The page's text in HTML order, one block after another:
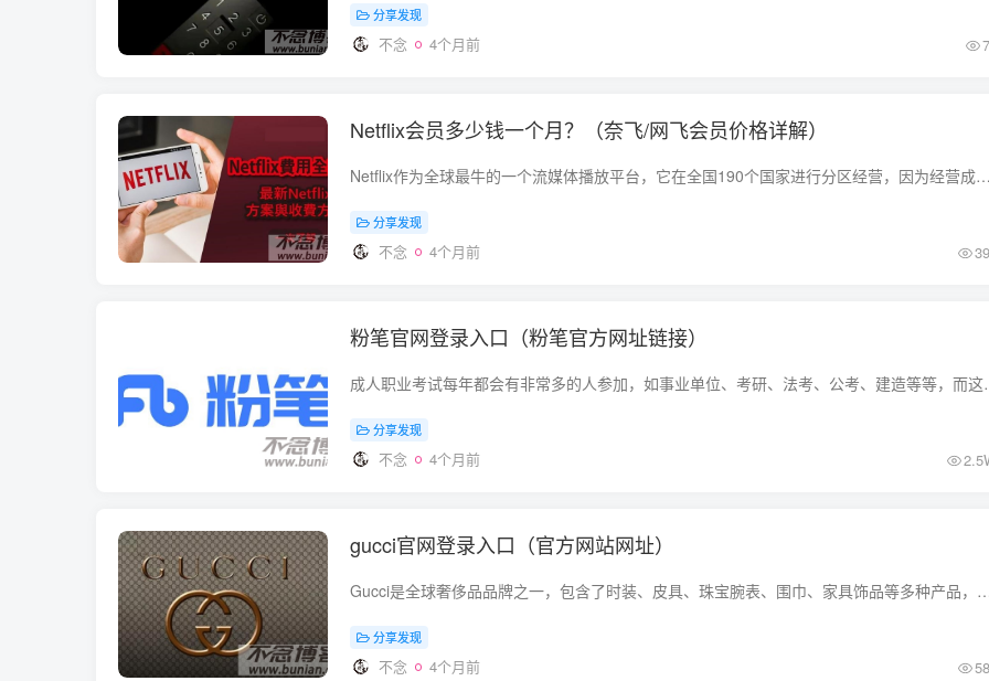
分享发现
不念 4个月前
Netflix会员多少钱一个月？（奈飞/网飞会员价格详解）
Netflix作为全球最牛的一个流媒体播放平台，它在全国190个国家进行分区经营，因为经营成本的不同和各个地区汇率的不同，所有的会员收费价格都有所不同。并且不同地区所享受的影视资源，订阅支付...
分享发现
不念 4个月前
粉笔官网登录入口（粉笔官方网址链接）
成人职业考试每年都会有非常多的人参加
分享发现
不念 4个月前
gucci官网登录入口（官方网站网址）
Gucci是全球奢侈品品牌之一，包含了时装、皮具、珠宝腕表、围巾、家具饰品等多种产品，而通过Gucci官网可以查
分享发现
不念 4个月前